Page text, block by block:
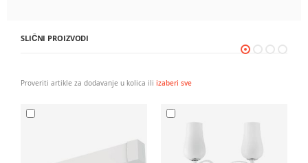
SLIČNI PROIZVODI
Proveriti artikle za dodavanje u kolica ili izaberi sve